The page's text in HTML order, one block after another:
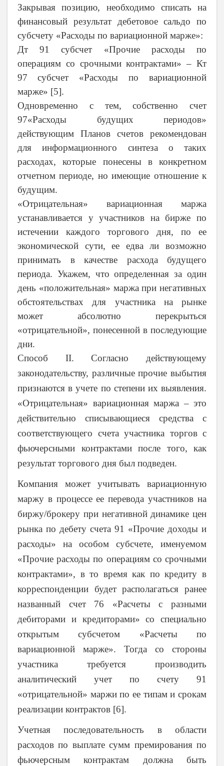
Закрывая позицию, необходимо списать на
финансовый результат дебетовое сальдо по
субсчету «Расходы по вариационной марже»:
Дт 91 субсчет «Прочие расходы по
операциям со срочными контрактами» – Кт
97
субсчет «Расходы по вариационной
марже» [5].
Одновременно с тем, собственно счет
97«Расходы будущих периодов»
действующим Планов счетов рекомендован
для информационного синтеза о таких
расходах, которые понесены в конкретном
отчетном периоде, но имеющие отношение к
будущим.
«Отрицательная» вариационная маржа
устанавливается у участников на бирже по
истечении каждого торгового дня, по ее
экономической сути, ее едва ли возможно
принимать в качестве расхода будущего
периода. Укажем, что определенная за один
день «положительная» маржа при негативных
обстоятельствах для участника на рынке
может абсолютно перекрыться
«отрицательной», понесенной в последующие
дни.
Способ II. Согласно действующему
законодательству, различные прочие выбытия
признаются в учете по степени их выявления.
«Отрицательная» вариационная маржа – это
действительно списывающиеся средства с
соответствующего счета участника торгов с
фьючерсными контрактами после того, как
результат торгового дня был подведен.
Компания может учитывать вариационную
маржу в процессе ее перевода участников на
биржу/брокеру при негативной динамике цен
рынка по дебету счета 91 «Прочие доходы и
расходы» на особом субсчете, именуемом
«Прочие расходы по операциям со срочными
контрактами», в то время как по кредиту в
корреспонденции будет располагаться ранее
названный счет 76 «Расчеты с разными
дебиторами и кредиторами» со специально
открытым субсчетом «Расчеты по
вариационной марже». Тогда со стороны
участника требуется производить
аналитический учет по счету 91
«отрицательной» маржи по ее типам и срокам
реализации контрактов [6].
Учетная последовательность в области
расходов по выплате сумм премирования по
фьючерсным контрактам должна быть